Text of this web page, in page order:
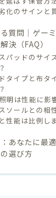
化のサインと
質問｜ゲー
決（FAQ）
パッドのサイ
タイプと布タ
明は性能に影
ソールとの相
性能は比例し
あなたに最
選び方